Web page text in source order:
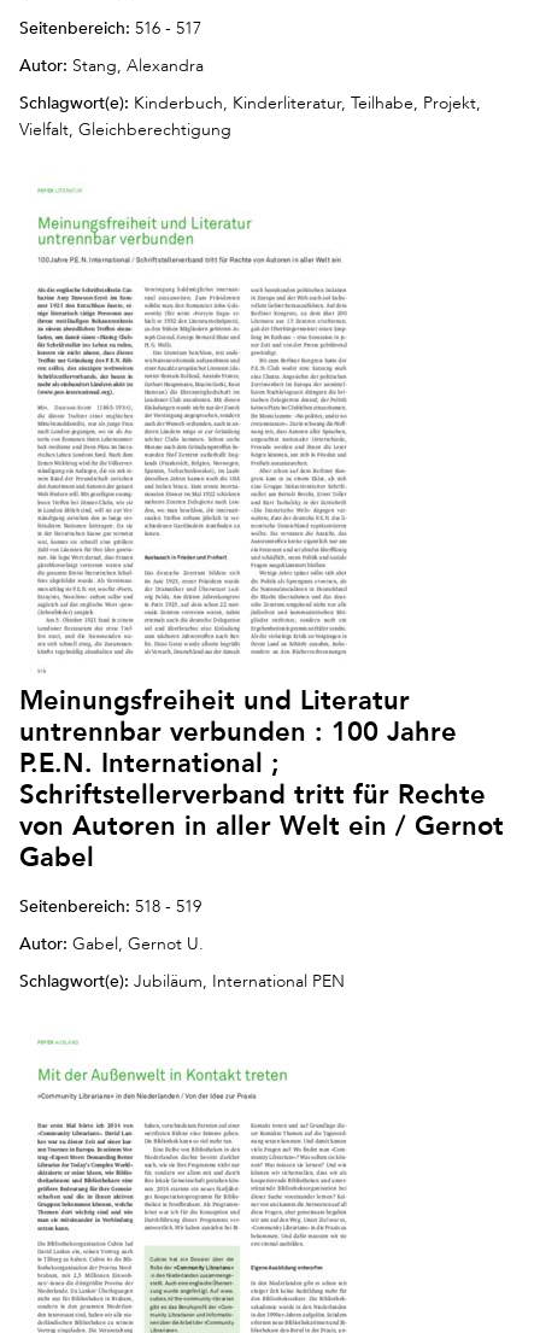
Seitenbereich: 516 - 517
Autor: Stang, Alexandra
Schlagwort(e): Kinderbuch, Kinderliteratur, Teilhabe, Projekt,
Vielfalt, Gleichberechtigung
Meinungsfreiheit und Literatur
untrennbar verbunden : 100 Jahre
P.E.N. International ;
Schriftstellerverband tritt für Rechte
von Autoren in aller Welt ein / Gernot
Gabel
Seitenbereich: 518 - 519
Autor: Gabel, Gernot U.
Schlagwort(e): Jubiläum, International PEN